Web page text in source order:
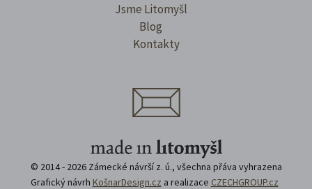
Jsme Litomyšl
Blog
Kontakty
© 2014 - 2026 Zámecké návrší z. ú., všechna přáva vyhrazena
Grafický návrh KošnarDesign.cz a realizace CZECHGROUP.cz